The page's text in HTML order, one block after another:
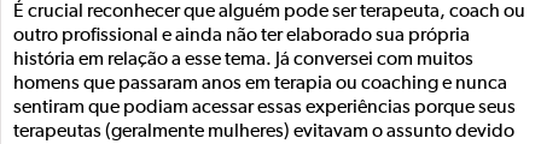
É crucial reconhecer que alguém pode ser terapeuta, coach ou
outro profissional e ainda não ter elaborado sua própria
história em relação a esse tema. Já conversei com muitos
homens que passaram anos em terapia ou coaching e nunca
sentiram que podiam acessar essas experiências porque seus
terapeutas (geralmente mulheres) evitavam o assunto devido